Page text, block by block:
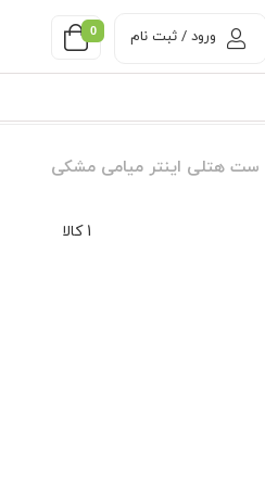
0 ورود / ثبت نام
ست هتلی اینتر میامی مشکی
1 کالا